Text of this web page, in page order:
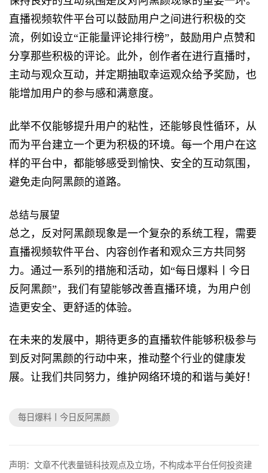
直播视频软件平台可以鼓励用户之间进行积极的交
流，例如设立“正能量评论排行榜”，鼓励用户点赞和
分享那些积极的评论。此外，创作者在进行直播时，
主动与观众互动，并定期抽取幸运观众给予奖励，也
能增加用户的参与感和满意度。
此举不仅能够提升用户的粘性，还能够良性循环，从
而为平台建立一个更为积极的环境。每一个用户在这
样的平台中，都能够感受到愉快、安全的互动氛围，
避免走向阿黑颜的道路。
总结与展望
总之，反对阿黑颜现象是一个复杂的系统工程，需要
直播视频软件平台、内容创作者和观众三方共同努
力。通过一系列的措施和活动，如“每日爆料丨今日
反阿黑颜”，我们有望能够改善直播环境，为用户创
造更安全、更舒适的体验。
在未来的发展中，期待更多的直播软件能够积极参与
到反对阿黑颜的行动中来，推动整个行业的健康发
展。让我们共同努力，维护网络环境的和谐与美好！
每日爆料丨今日反阿黑颜
声明：文章不代表量链科技观点及立场，不构成本平台任何投资建